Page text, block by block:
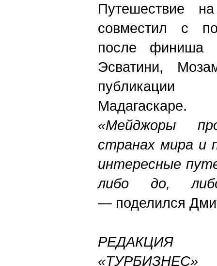
Путешествие
совместил с
после финиша
Эсватини,
Мадагаскаре.
«Мейджоры
странах мира и
интересные
либо до,
— поделился
РЕДАКЦИЯ